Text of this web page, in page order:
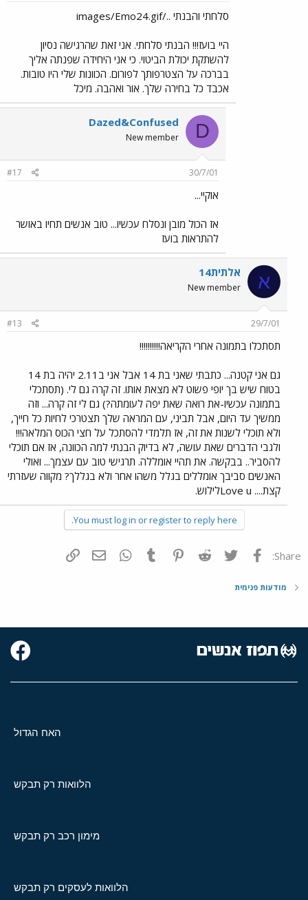
סלחתי והבנתי ../images/Emo24.gif
היי בועז!!! הבנתי סלחתי. אני זאת שהרגישה נסיון
להשתקת יכולת הביטוי. כי אני היחידה שפנתה אליך
בברכה על הצטרפותך לפורום. הכוונות שלי היו טובות.
אכבד כל בחירה שלך. אור ואהבה. מיכל
D
Dazed&Confused
New member
30/7/01
#17
אוקיי...
אז הכול מובן ונסלח עכשיו... טוב אנשים תחיו באושר
להתראות בועז
א אלתית14
New member
29/7/01
#13
תסתכלו בתמונה אחרי הקריאה!!!!!!!!!!
גם אני קטנה... כתבתי שאני בת 14 אבל אני ב2.11 יהיה בת 14
בטוח שיש בך יופי פשוט לא מצאת אותו. זה קרה גם לי. (תסתכלי
בתמונה עכשיו-את רואה שאת יפה לעומתה?) גם לי זה קרה... וזה
ממשיך עד היום, אבל תביני, עם המראה שלך תצטרכי לחיות כל חייך,
ולא תוכלי לשנות את זה, אז תלמדי להסתכל על חצי הכוס המלאה!!!
ולגבי הדברים שאת עושה, לא בדיוק הבנתי למה הכוונה, אז אם תוכלי
להסביר.. בבקשה. את תהיי אומללה. תרגישי טוב עם עצמך... ואולי
האנשים סביבך אומללים בגלל משהו אחר ולא בגללך? מקווה שעזרתי
קצת.... Love uלילוש.
You must log in or register to reply here.
Share: פייסבוק Twitter
Reddit
Pinterest
Tumblr
WhatsAppדואר אלקטרוני
מודעות פנימית
האח הגדול
הלוואות רק תבקש
מימון רכב רק תבקש
הלוואות לעסקים רק תבקש